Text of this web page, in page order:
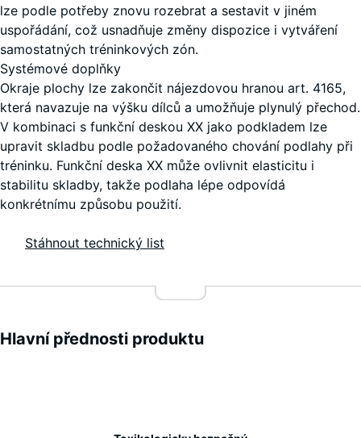
lze podle potřeby znovu rozebrat a sestavit v jiném
uspořádání, což usnadňuje změny dispozice i vytváření
samostatných tréninkových zón.
Systémové doplňky
Okraje plochy lze zakončit nájezdovou hranou art. 4165,
která navazuje na výšku dílců a umožňuje plynulý přechod.
V kombinaci s funkční deskou XX jako podkladem lze
upravit skladbu podle požadovaného chování podlahy při
tréninku. Funkční deska XX může ovlivnit elasticitu i
stabilitu skladby, takže podlaha lépe odpovídá
konkrétnímu způsobu použití.
Stáhnout technický list
1,00
m²
100
x
100
x 1
cm
1,00
+ 417,00 Kč
x
Hlavní přednosti produktu